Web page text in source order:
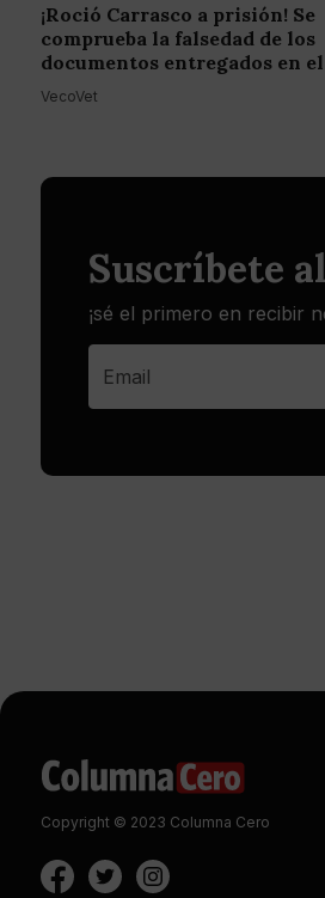
¡Roció Carrasco a prisión! Se
comprueba la falsedad de los
documentos entregados en
VecoVet
Suscríbete
¡sé el primero en recibir
Copyright © 2023 Columna Cero